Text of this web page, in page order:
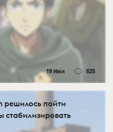
19 Июл 625
решилось пойти
стабилизировать